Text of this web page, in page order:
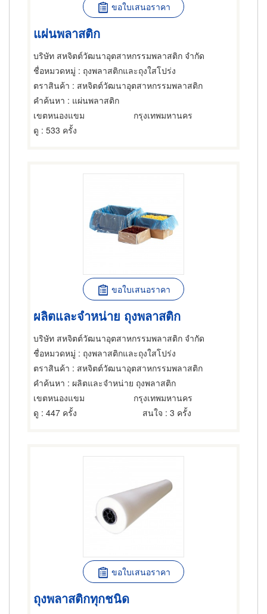
ขอใบเสนอราคา
แผ่นพลาสติก
บริษัท สหจิตต์วัฒนาอุตสาหกรรมพลาสติก จำกัด
ชื่อหมวดหมู่ : ถุงพลาสติกและถุงใสโปร่ง
ตราสินค้า : สหจิตต์วัฒนาอุตสาหกรรมพลาสติก
คำค้นหา : แผ่นพลาสติก
เขตหนองแขม
กรุงเทพมหานคร
ดู : 533 ครั้ง
ขอใบเสนอราคา
ผลิตและจำหน่าย ถุงพลาสติก
บริษัท สหจิตต์วัฒนาอุตสาหกรรมพลาสติก จำกัด
ชื่อหมวดหมู่ : ถุงพลาสติกและถุงใสโปร่ง
ตราสินค้า : สหจิตต์วัฒนาอุตสาหกรรมพลาสติก
คำค้นหา : ผลิตและจำหน่าย ถุงพลาสติก
เขตหนองแขม
กรุงเทพมหานคร
ดู : 447 ครั้ง สนใจ : 3 ครั้ง
ขอใบเสนอราคา
ถุงพลาสติกทุกชนิด